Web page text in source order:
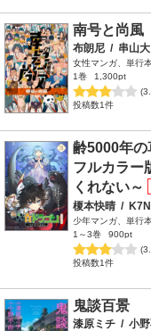
南号と尚風
布朗尼 / 串山大
女性マンガ、単行
1巻
1,300pt
投稿数1件
齢5000年の
フルカラー
くれない～
榎本快晴 /
少年マンガ、単行
1～3巻
900pt
投稿数1件
鬼談百景
漆原ミチ / 小